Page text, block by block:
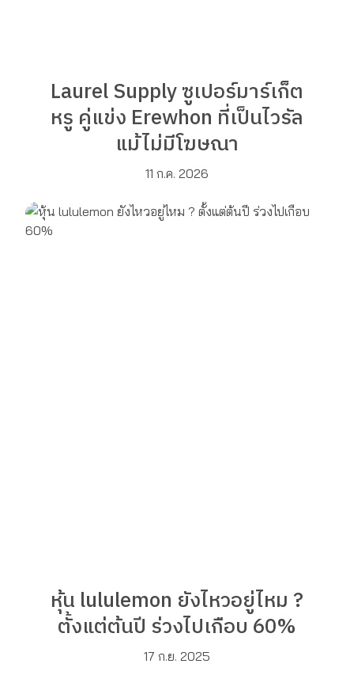
Laurel Supply ซูเปอร์มาร์เก็ต
หรู คู่แข่ง Erewhon ที่เป็นไวรัล
แม้ไม่มีโฆษณา
11 ก.ค. 2026
หุ้น lululemon ยังไหวอยู่ไหม ?
ตั้งแต่ต้นปี ร่วงไปเกือบ 60%
17 ก.ย. 2025